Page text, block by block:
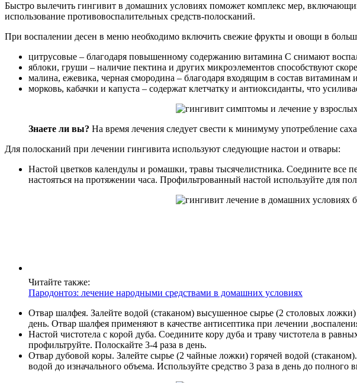
Быстро вылечить гингивит в домашних условиях поможет комплекс мер,
использование противовоспалительных средств-полосканий.
При воспалении десен в меню необходимо включить свежие фрукты и овощи в
цитрусовые – благодаря повышенному содержанию витамина С снимают
яблоки, груши – наличие пектина и других микроэлементов способствуют
малина, ежевика, черная смородина – благодаря входящим в состав
морковь, кабачки и капуста – содержат клетчатку и антиоксиданты, что
Знаете ли вы? На время лечения следует свести к минимуму употребление
Для полосканий при лечении гингивита используют следующие настои и отвары:
Настой цветков календулы и ромашки, травы тысячелистника. Соедините все
настояться на протяжении часа. Профильтрованный настой используйте для
Читайте также:
Пародонтоз: лечение народными средствами в домашних условиях
Отвар шалфея. Залейте водой (стаканом) высушенное сырье (2 столовых
день. Отвар шалфея применяют в качестве антисептика при лечении
Настой чистотела с корой дуба. Соедините кору дуба и траву чистотела в
профильтруйте. Полоскайте 3-4 раза в день.
Отвар дубовой коры. Залейте сырье (2 чайные ложки) горячей водой
водой до изначального объема. Используйте средство 3 раза в день до полного